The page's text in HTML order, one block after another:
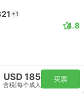
+1
4.8
USD 185
含税 每个成人
买票